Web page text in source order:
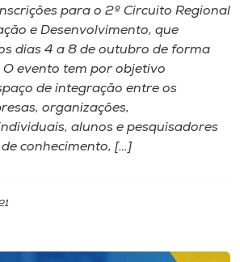
para o 2º Circuito Regional
e Desenvolvimento, que
dias 4 a 8 de outubro de forma
evento tem por objetivo
de integração entre os
organizações,
alunos e pesquisadores
conhecimento, […]